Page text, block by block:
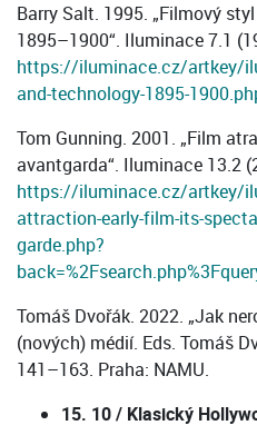
Barry Salt. 1995. „Filmový
1895–1900“. Iluminace 7.1
https://iluminace.cz/artkey/
and-technology-1895-
Tom Gunning. 2001. „Film
avantgarda“. Iluminace 13.2
https://iluminace.cz/artkey/
attraction-early-film-its-
garde.php?
Tomáš Dvořák. 2022. „Jak
(nových) médií. Eds. Tomáš
141–163. Praha: NAMU.
15. 10 / Klasický